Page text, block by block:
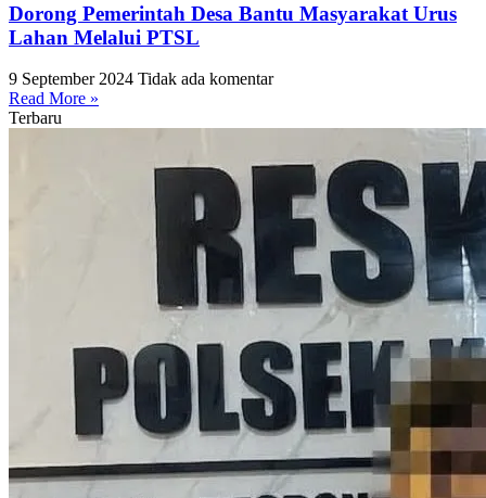
Dorong Pemerintah Desa Bantu Masyarakat Urus
Lahan Melalui PTSL
9 September 2024 Tidak ada komentar
Read More »
Terbaru